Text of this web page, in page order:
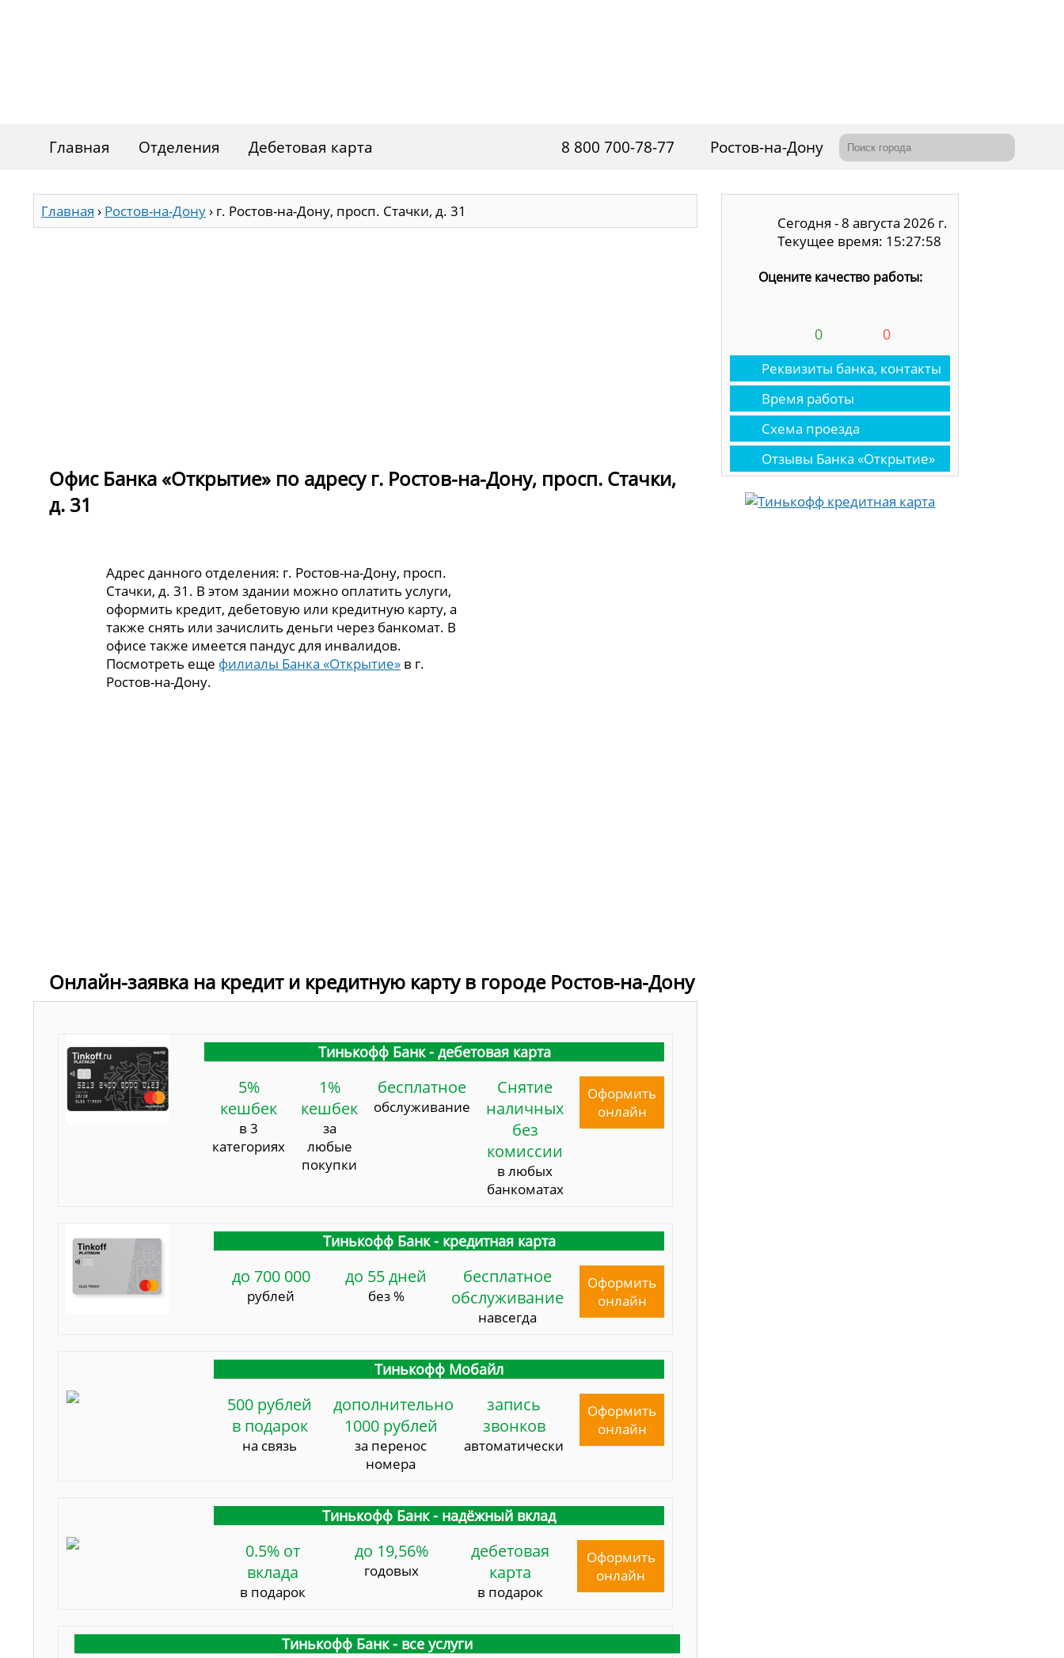
Главная Отделения Дебетовая карта 8 800 700-78-77 Ростов-на-Дону
Главная › Ростов-на-Дону› г. Ростов-на-Дону, просп. Стачки, д. 31
Офис Банка «Открытие» по адресу г. Ростов-на-Дону, просп. Стачки,
д. 31
Адрес данного отделения: г. Ростов-на-Дону, просп.
Стачки, д. 31. В этом здании можно оплатить услуги,
оформить кредит, дебетовую или кредитную карту, а
также снять или зачислить деньги через банкомат. В
офисе также имеется пандус для инвалидов.
Посмотреть еще филиалы Банка «Открытие» в г.
Ростов-на-Дону.
Онлайн-заявка на кредит и кредитную карту в городе Ростов-на-Дону
Тинькофф Банк - дебетовая карта
5%
кешбек
в 3
категориях
1%
кешбек
за
любые
покупки
бесплатное
обслуживание
Снятие
наличных
без
комиссии
в любых
банкоматах
Оформить
онлайн
Тинькофф Банк - кредитная карта
до 700 000
рублей
до 55 дней
без %
бесплатное
обслуживание
навсегда
Оформить
онлайн
Тинькофф Мобайл
500 рублей
в подарок
на связь
дополнительно
1000 рублей
за перенос
номера
запись
звонков
автоматически
Оформить
онлайн
Тинькофф Банк - надёжный вклад
0.5% от
вклада
в подарок
до 19,56%
годовых
дебетовая
карта
в подарок
Оформить
онлайн
Тинькофф Банк - все услуги
Сегодня - 8 августа 2026 г.
Текущее время: 15:27:59
Оцените качество работы:
0 0
Реквизиты банка, контакты
Время работы
Схема проезда
Отзывы Банка «Открытие»